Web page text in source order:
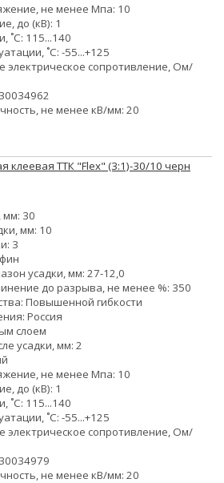
не менее Мпа: 10
до (кВ): 1
˚С: 115...140
˚С: -55...+125
электрическое сопротивление, Ом/
не менее кВ/мм: 20
клеевая ТТК "Flex" (3:1)-30/10 черн
мм: 30
мм: 10
3
усадки, мм: 27-12,0
до разрыва, не менее %: 350
Повышенной гибкости
Россия
слоем
усадки, мм: 2
не менее Мпа: 10
до (кВ): 1
˚С: 115...140
˚С: -55...+125
электрическое сопротивление, Ом/
не менее кВ/мм: 20